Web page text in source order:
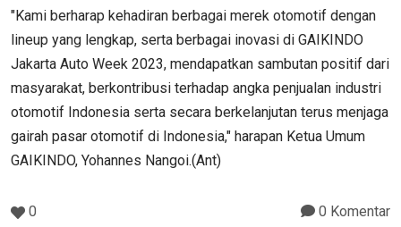
"Kami berharap kehadiran berbagai merek otomotif dengan
lineup yang lengkap, serta berbagai inovasi di GAIKINDO
Jakarta Auto Week 2023, mendapatkan sambutan positif dari
masyarakat, berkontribusi terhadap angka penjualan industri
otomotif Indonesia serta secara berkelanjutan terus menjaga
gairah pasar otomotif di Indonesia," harapan Ketua Umum
GAIKINDO, Yohannes Nangoi.(Ant)
0 0 Komentar